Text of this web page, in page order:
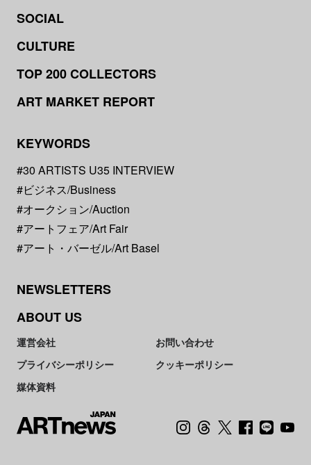
SOCIAL
CULTURE
TOP 200 COLLECTORS
ART MARKET REPORT
KEYWORDS
#30 ARTISTS U35 INTERVIEW
#ビジネス/Business
#オークション/Auction
#アートフェア/Art Fair
#アート・バーゼル/Art Basel
NEWSLETTERS
ABOUT US
運営会社
お問い合わせ
プライバシーポリシー
クッキーポリシー
媒体資料